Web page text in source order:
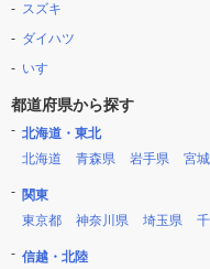
スズキ
ダイハツ
いすゞ
都道府県から探す
北海道・東北
北海道
青森県 岩手県 宮
関東
東京都
神奈川県 埼玉県
信越・北陸